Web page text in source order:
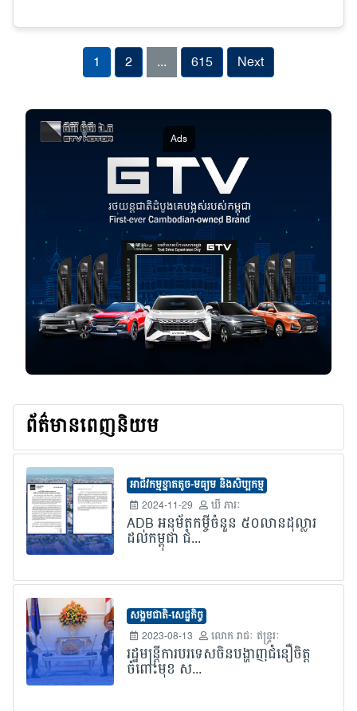
1 2 ... 615 Next
ព័ត៌មានពេញនិយម
អាជីវកម្មខ្នាតតូច-មធ្យម និងសិប្បកម្ម
2024-11-29
ឃី ភារៈ
ADB អនុម័តកម្ចីចំនួន ៥០លានដុល្លារ
ដល់កម្ពុជា ជំ...
សង្គមជាតិ-សេដ្ឋកិច្ច
2023-08-13
លោក​ រាជៈ ឥន្រ្ទរៈ
រដ្ឋមន្រ្តីការបរទេសចិនបង្ហាញជំនឿចិត្ត
ចំពោះមុខ ស...